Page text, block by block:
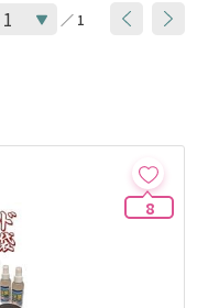
／ 1
8